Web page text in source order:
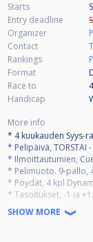
Starts
Entry deadline
Organizer
Contact
Rankings
Format
Race to
4
Handicap
More info
* 4 kuukauden Syys-
* Pelipäivä, TORSTAI
* Ilmoittautumien,
* Pelimuoto. 9-pallo,
* Pöydät, 4 kpl
* Tasoitukset, -1 ja +1.
* Aloittaja arvotaan,
* Osallistumismaksu
SHOW MORE